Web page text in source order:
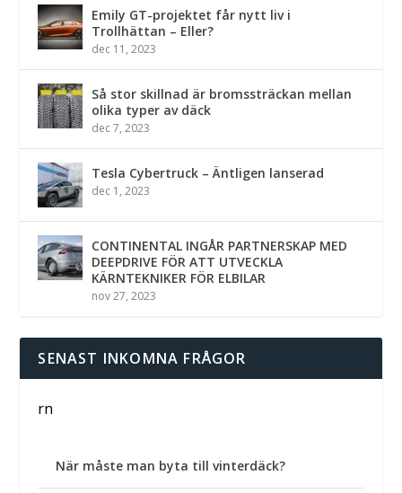
Emily GT-projektet får nytt liv i
Trollhättan – Eller?
dec 11, 2023
Så stor skillnad är bromssträckan mellan
olika typer av däck
dec 7, 2023
Tesla Cybertruck – Äntligen lanserad
dec 1, 2023
CONTINENTAL INGÅR PARTNERSKAP MED
DEEPDRIVE FÖR ATT UTVECKLA
KÄRNTEKNIKER FÖR ELBILAR
nov 27, 2023
SENAST INKOMNA FRÅGOR
rn
När måste man byta till vinterdäck?